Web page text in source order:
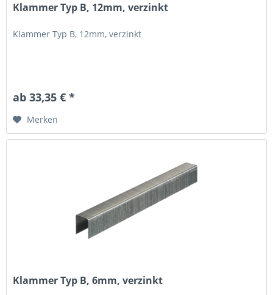
Klammer Typ B, 12mm, verzinkt
Klammer Typ B, 12mm, verzinkt
ab 33,35 € *
Merken
Klammer Typ B, 6mm, verzinkt